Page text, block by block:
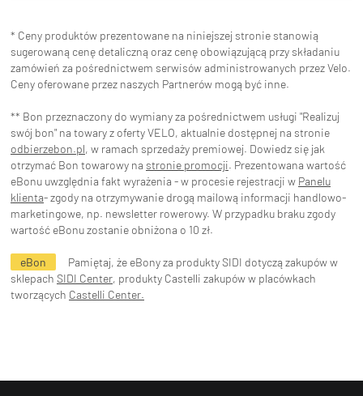
* Ceny produktów prezentowane na niniejszej stronie stanowią
sugerowaną cenę detaliczną oraz cenę obowiązującą przy składaniu
zamówień za pośrednictwem serwisów administrowanych przez Velo.
Ceny oferowane przez naszych Partnerów mogą być inne.
** Bon przeznaczony do wymiany za pośrednictwem usługi "Realizuj
swój bon" na towary z oferty VELO, aktualnie dostępnej na stronie
odbierzebon.pl, w ramach sprzedaży premiowej. Dowiedz się jak
otrzymać Bon towarowy na stronie promocji. Prezentowana wartość
eBonu uwzględnia fakt wyrażenia - w procesie rejestracji w Panelu
klienta- zgody na otrzymywanie drogą mailową informacji handlowo-
marketingowe, np. newsletter rowerowy. W przypadku braku zgody
wartość eBonu zostanie obniżona o 10 zł.
eBon
Pamiętaj, że eBony za produkty SIDI dotyczą zakupów w
sklepach SIDI Center, produkty Castelli zakupów w placówkach
tworzących Castelli Center.